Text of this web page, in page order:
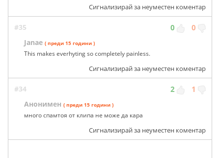
Сигнализирай за неуместен коментар
#35 0 0
Janae ( преди 15 години )
This makes everhyting so completely painless.
Сигнализирай за неуместен коментар
#34 2 1
Анонимен ( преди 15 години )
много спамтоя от клипа не може да кара
Сигнализирай за неуместен коментар